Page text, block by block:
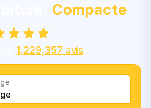
Compacte
1,229,357 avis